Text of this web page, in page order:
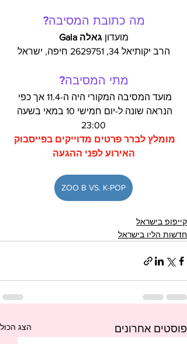
מה כתובת המסיבה?
מועדון גאלה Gala
הרב יקותיאל 34, 2629751 חיפה, ישראל
מתי המסיבה?
מועד המסיבה המקורי היה ה-11.4 אך כפי
הנראה שונה ל-יום חמישי 10 במאי בשעה
23:00
מומלץ לברר פרטים מדוייקים בפייסבוק
האירוע לפני ההגעה
ZOO B VS. K-POP
קייפופ בישראל
חדשות הליו בישראל
פוסטים אחרונים הצג הכול